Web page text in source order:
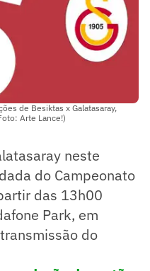
de Besiktas x Galatasaray,
Arte Lance!)
neste
do Campeonato
das 13h00
Park, em
do